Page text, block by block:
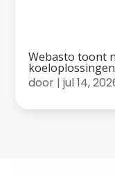
Webasto toont
door |jul 14,